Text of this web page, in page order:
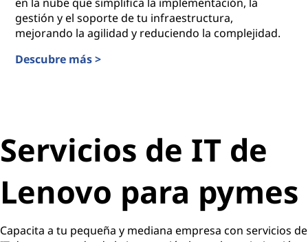
gestión y el soporte de tu infraestructura,
mejorando la agilidad y reduciendo la complejidad.
Descubre más >
Servicios de IT de
Lenovo para pymes
Capacita a tu pequeña y mediana empresa con servicios de